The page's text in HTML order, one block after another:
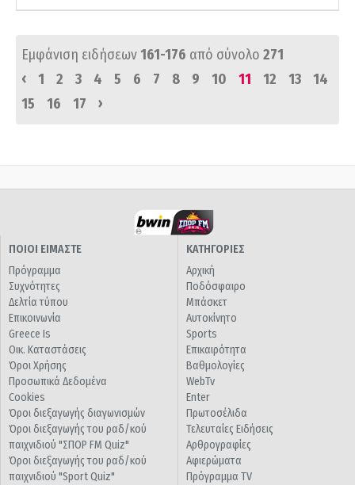
Εμφάνιση ειδήσεων161-176 από σύνολο 271
‹
1 2 3 4 5 6 7 8 9 10 11 12 13
14
15
16 17 ›
ΠΟΙΟΙ ΕΙΜΑΣΤΕ
Πρόγραμμα
Συχνότητες
Δελτία τύπου
Επικοινωνία
Greece Is
Οικ. Καταστάσεις
Όροι Χρήσης
Προσωπικά Δεδομένα
Cookies
Όροι διεξαγωγής διαγωνισμών
Όροι διεξαγωγής του ραδ/κού
παιχνιδιού "ΣΠΟΡ FM Quiz"
Όροι διεξαγωγής του ραδ/κού
παιχνιδιού "Sport Quiz"
ΚΑΤΗΓΟΡΙΕΣ
Αρχική
Ποδόσφαιρο
Μπάσκετ
Αυτοκίνητο
Sports
Επικαιρότητα
Βαθμολογίες
WebTv
Enter
Πρωτοσέλιδα
Τελευταίες Ειδήσεις
Αρθρογραφίες
Αφιερώματα
Πρόγραμμα TV